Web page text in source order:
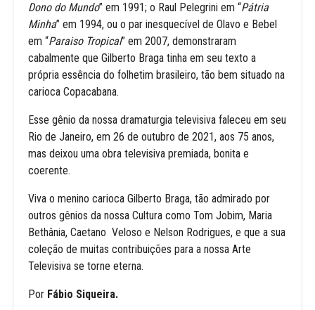
Dono do Mundo” em 1991; o Raul Pelegrini em “Pátria
Minha” em 1994, ou o par inesquecível de Olavo e Bebel
em “Paraiso Tropical” em 2007, demonstraram
cabalmente que Gilberto Braga tinha em seu texto a
própria essência do folhetim brasileiro, tão bem situado na
carioca Copacabana.
Esse gênio da nossa dramaturgia televisiva faleceu em seu
Rio de Janeiro, em 26 de outubro de 2021, aos 75 anos,
mas deixou uma obra televisiva premiada, bonita e
coerente.
Viva o menino carioca Gilberto Braga, tão admirado por
outros gênios da nossa Cultura como Tom Jobim, Maria
Bethânia, Caetano Veloso e Nelson Rodrigues, e que a sua
coleção de muitas contribuições para a nossa Arte
Televisiva se torne eterna.
Por Fábio Siqueira.